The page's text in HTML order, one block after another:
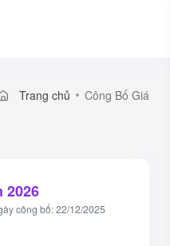
Trang chủ Công Bố Giá
2026
công bố: 22/12/2025